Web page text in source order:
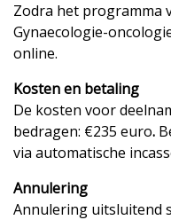
Zodra het programma
Gynaecologie-
online.
Kosten en betaling
De kosten voor
bedragen: €235 euro.
via automatische
Annulering
Annulering uitsluitend